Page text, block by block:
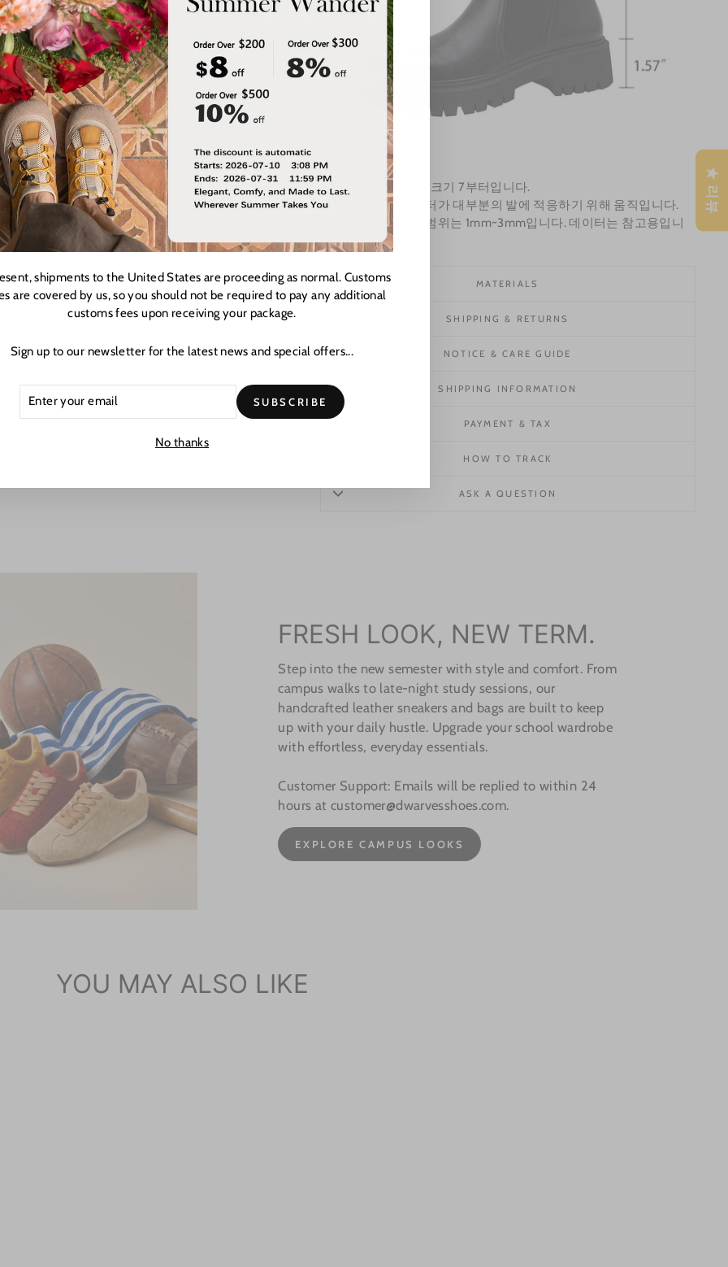
참고: 측정 데이터는 크기 7부터입니다.
크기를 늘리면 데이터가 대부분의 발에 적응하기 위해 움직입니다.
본 설문조사의 오차범위는 1mm~3mm입니다. 데이터는 참고용입니
다.
MATERIALS
SHIPPING & RETURNS
NOTICE & CARE GUIDE
SHIPPING INFORMATION
PAYMENT & TAX
HOW TO TRACK
ASK A QUESTION
FRESH LOOK, NEW TERM.
Step into the new semester with style and comfort. From
campus walks to late-night study sessions, our
handcrafted leather sneakers and bags are built to keep
up with your daily hustle. Upgrade your school wardrobe
with effortless, everyday essentials.
Customer Support: Emails will be replied to within 24
hours at customer@dwarvesshoes.com.
EXPLORE CAMPUS LOOKS
YOU MAY ALSO LIKE
shipments to the United States are proceeding as normal. Customs
are covered by us, so you should not be required to pay any additional
customs fees upon receiving your package.
Sign up to our newsletter for the latest news and special offers...
SUBSCRIBE
No thanks
★ 리뷰